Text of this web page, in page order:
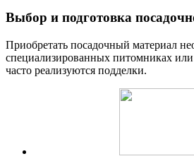
Выбор и подготовка
Приобретать посадочный материал
специализированных питомниках
часто реализуются подделки.